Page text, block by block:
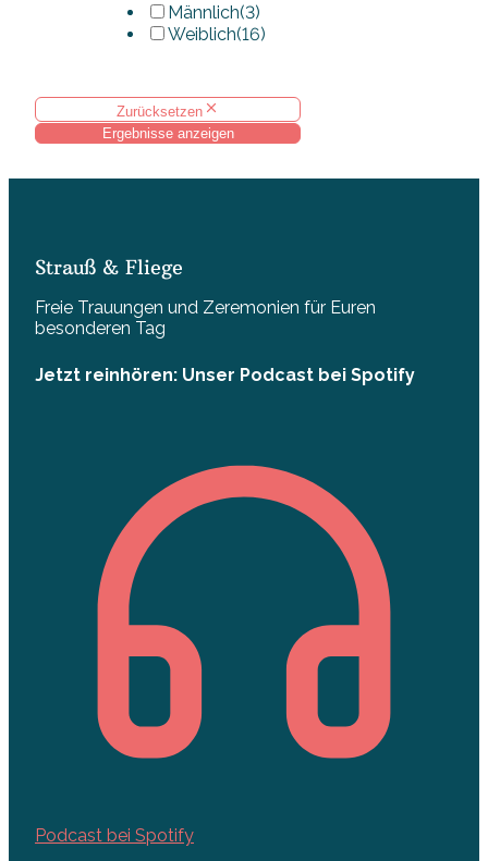
Männlich(3)
Weiblich(16)
Zurücksetzen
Ergebnisse anzeigen
Strauß & Fliege
Freie Trauungen und Zeremonien für Euren
besonderen Tag
Jetzt reinhören: Unser Podcast bei Spotify
Podcast bei Spotify